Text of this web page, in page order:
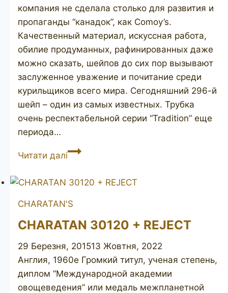
компания не сделала столько для развития и
пропаганды “канадок”, как Comoy’s.
Качественный материал, искуссная работа,
обилие продуманных, рафинированных даже
можно сказать, шейпов до сих пор вызывают
заслуженное уважение и почитание среди
курильщиков всего мира. Сегодняшний 296-й
шейп – один из самых известных. Трубка
очень респектабельной серии “Tradition” еще
периода…
Читати даліCOMOY’S
296B
CHARATAN'S
CHARATAN 30120 + REJECT
29 Березня, 201513 Жовтня, 2022
Англия, 1960е Громкий титул, ученая степень,
диплом “Международной академии
овощеведения” или медаль межпланетной